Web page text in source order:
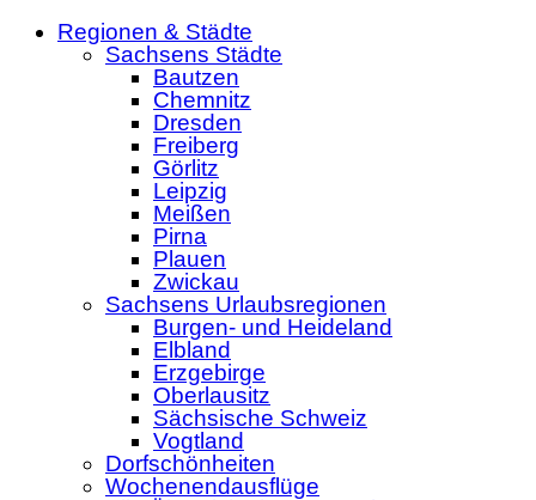
Regionen & Städte
Sachsens Städte
Bautzen
Chemnitz
Dresden
Freiberg
Görlitz
Leipzig
Meißen
Pirna
Plauen
Zwickau
Sachsens Urlaubsregionen
Burgen- und Heideland
Elbland
Erzgebirge
Oberlausitz
Sächsische Schweiz
Vogtland
Dorfschönheiten
Wochenendausflüge